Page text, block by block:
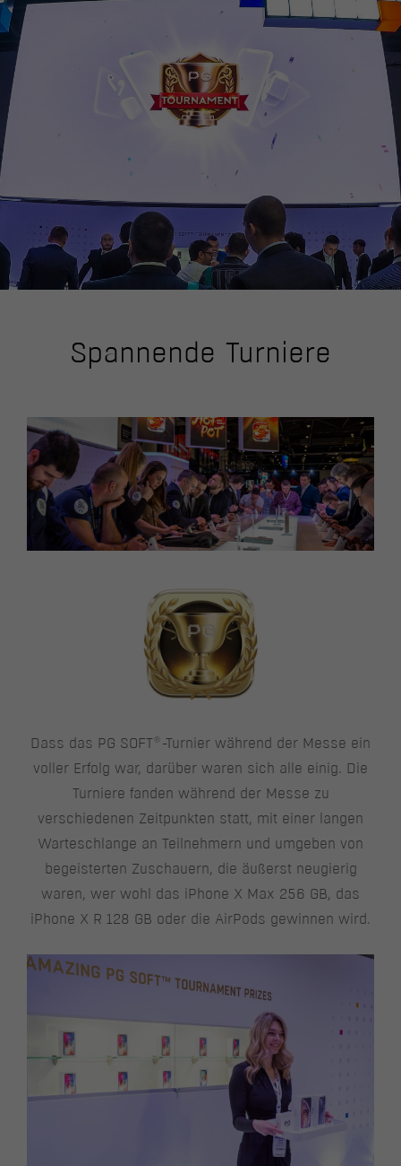
Spannende Turniere
Dass das PG SOFT® -Turnier während der Messe ein
voller Erfolg war, darüber waren sich alle einig. Die
Turniere fanden während der Messe zu
verschiedenen Zeitpunkten statt, mit einer langen
Warteschlange an Teilnehmern und umgeben von
begeisterten Zuschauern, die äußerst neugierig
waren, wer wohl das iPhone X Max 256 GB, das
iPhone X R 128 GB oder die AirPods gewinnen wird.